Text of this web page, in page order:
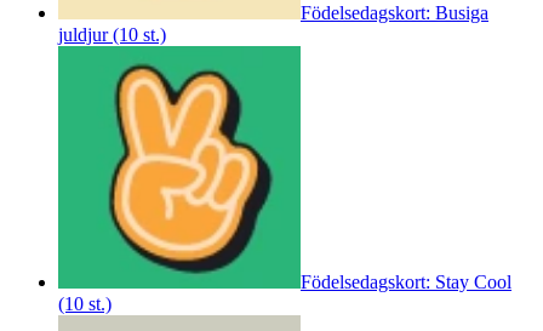
Födelsedagskort: Busiga
juldjur (10 st.)
Födelsedagskort: Stay Cool
(10 st.)